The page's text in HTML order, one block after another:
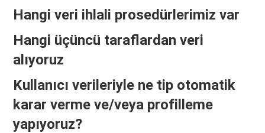
Hangi veri ihlali prosedürlerimiz var
Hangi üçüncü taraflardan veri
alıyoruz
Kullanıcı verileriyle ne tip otomatik
karar verme ve/veya profilleme
yapıyoruz?